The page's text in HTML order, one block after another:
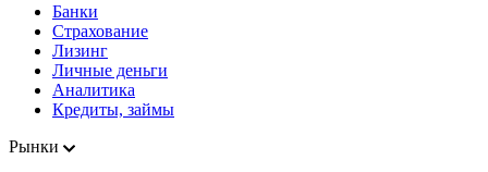
Банки
Страхование
Лизинг
Личные деньги
Аналитика
Кредиты, займы
Рынки